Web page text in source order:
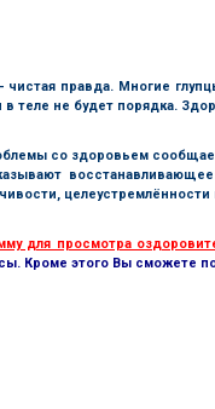
чистая правда. Многие
в теле не будет порядка.
со здоровьем
для просмотра
Кроме этого Вы сможете